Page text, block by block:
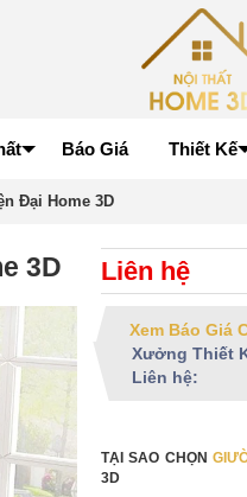
Báo Giá Thiết Kế
Đại Home 3D
3D Liên hệ
Xem Báo Giá
Xưởng Thiết
Liên hệ:
TẠI SAO CHỌN
3D